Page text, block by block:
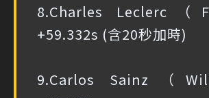
8.Charles Leclerc（
+59.332s (含20秒加時)
9.Carlos Sainz（